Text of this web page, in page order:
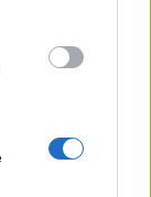
με
που
Αυτό
κομμάτια το